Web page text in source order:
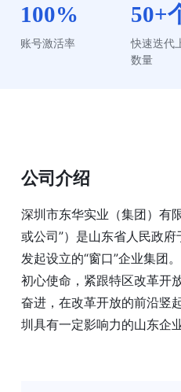
100%
账号激活率
50+
快速迭代
数量
公司介绍
深圳市东华实业（集团）有
或公司”）是山东省人民政
发起设立的“窗口”企业集团
初心使命，紧跟特区改革开
奋进，在改革开放的前沿竖
圳具有一定影响力的山东企业